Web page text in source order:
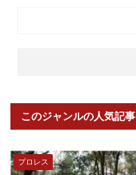
このジャンルの人気記事
プロレス